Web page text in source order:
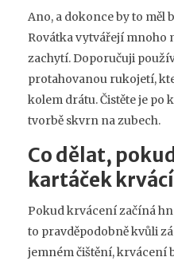
Ano, a dokonce by to měl
Rovátka vytvářejí mnoho
zachytí. Doporučuji
protahovanou rukojetí,
kolem drátu. Čistěte je po
tvorbě skvrn na zubech.
Co dělat,
kartáček
Pokud krvácení začíná
to pravděpodobně kvůli
jemném čištění, krvácení